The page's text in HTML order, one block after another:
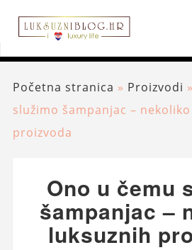
Početna stranica » Proizvodi »
služimo šampanjac –
proizvoda
Ono u čemu
šampanjac –
luksuznih